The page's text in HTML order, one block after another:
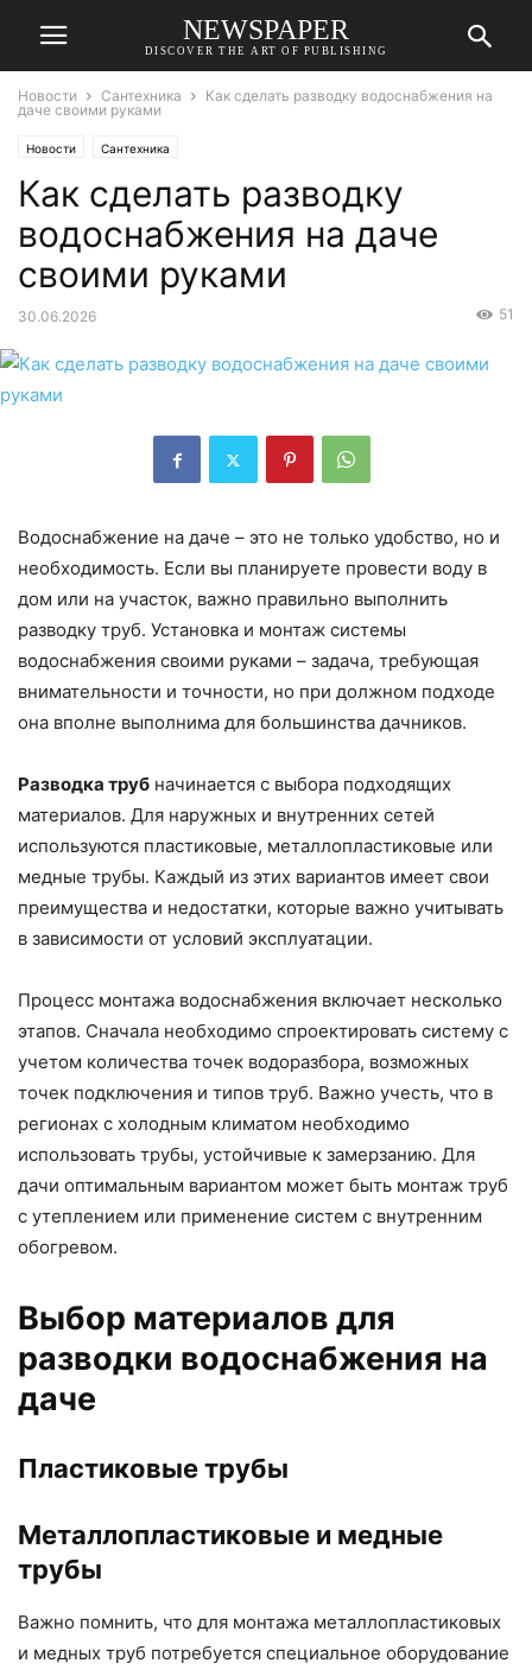
NEWSPAPER
DISCOVER THE ART OF PUBLISHING
Новости Сантехника
Как сделать разводку водоснабжения на
даче своими руками
Новости Сантехника
Как сделать разводку
водоснабжения на даче
своими руками
30.06.2026 51
Водоснабжение на даче – это не только удобство, но и
необходимость. Если вы планируете провести воду в
дом или на участок, важно правильно выполнить
разводку труб. Установка и монтаж системы
водоснабжения своими руками – задача, требующая
внимательности и точности, но при должном подходе
она вполне выполнима для большинства дачников.
Разводка труб начинается с выбора подходящих
материалов. Для наружных и внутренних сетей
используются пластиковые, металлопластиковые или
медные трубы. Каждый из этих вариантов имеет свои
преимущества и недостатки, которые важно учитывать
в зависимости от условий эксплуатации.
Процесс монтажа водоснабжения включает несколько
этапов. Сначала необходимо спроектировать систему с
учетом количества точек водоразбора, возможных
точек подключения и типов труб. Важно учесть, что в
регионах с холодным климатом необходимо
использовать трубы, устойчивые к замерзанию. Для
дачи оптимальным вариантом может быть монтаж труб
с утеплением или применение систем с внутренним
обогревом.
Выбор материалов для
разводки водоснабжения на
даче
Пластиковые трубы
Металлопластиковые и медные
трубы
Важно помнить, что для монтажа металлопластиковых
и медных труб потребуется специальное оборудование